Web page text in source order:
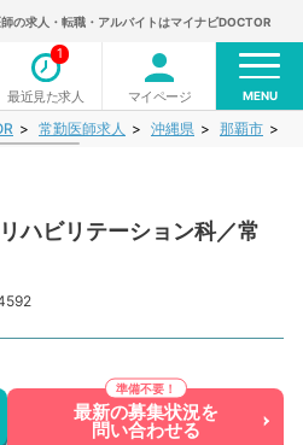
の求人・転職・アルバイトはマイナビDOCTOR
最近見た求人
1
マイページ MENU
常勤医師求人 沖縄県 那覇市
ハビリテーション科／常
最新の募集状況を
問い合わせる